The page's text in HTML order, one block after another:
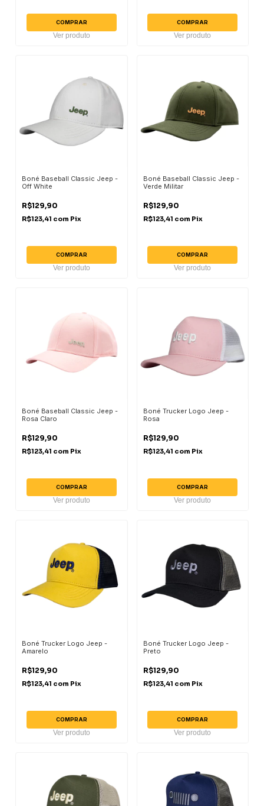
COMPRAR
Ver produto
COMPRAR
Ver produto
Boné Baseball Classic Jeep -
Off White
R$129,90
R$123,41 com Pix
COMPRAR
Ver produto
Boné Baseball Classic Jeep -
Verde Militar
R$129,90
R$123,41 com Pix
COMPRAR
Ver produto
Boné Baseball Classic Jeep -
Rosa Claro
R$129,90
R$123,41 com Pix
COMPRAR
Ver produto
Boné Trucker Logo Jeep -
Rosa
R$129,90
R$123,41 com Pix
COMPRAR
Ver produto
Boné Trucker Logo Jeep -
Amarelo
R$129,90
R$123,41 com Pix
COMPRAR
Ver produto
Boné Trucker Logo Jeep -
Preto
R$129,90
R$123,41 com Pix
COMPRAR
Ver produto